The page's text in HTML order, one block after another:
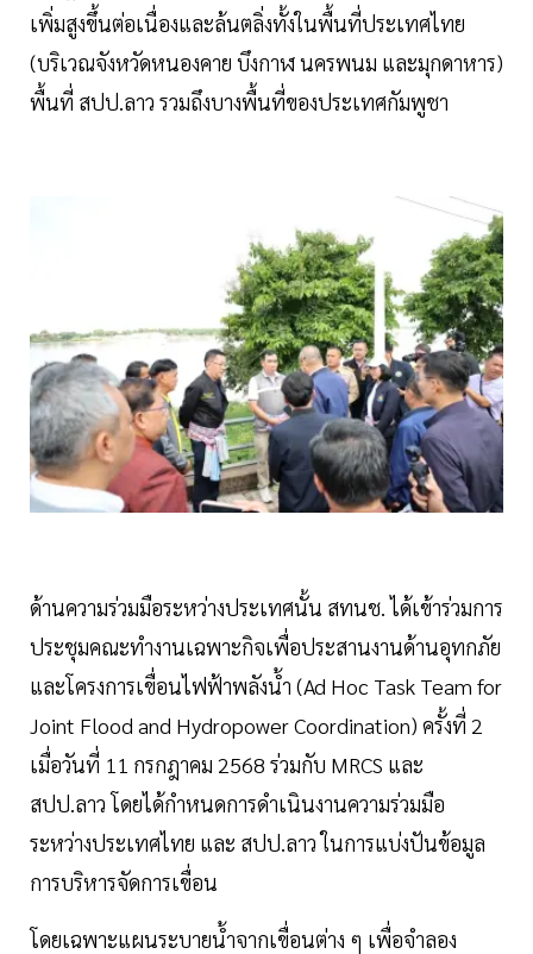
เพิ่มสูงขึ้นต่อเนื่องและล้นตลิ่งทั้งในพื้นที่ประเทศไทย
(บริเวณจังหวัดหนองคาย บึงกาฬ นครพนม และมุกดาหาร)
พื้นที่ สปป.ลาว รวมถึงบางพื้นที่ของประเทศกัมพูชา
ด้านความร่วมมือระหว่างประเทศนั้น สทนช. ได้เข้าร่วมการ
ประชุมคณะทำงานเฉพาะกิจเพื่อประสานงานด้านอุทกภัย
และโครงการเขื่อนไฟฟ้าพลังน้ำ (Ad Hoc Task Team for
Joint Flood and Hydropower Coordination) ครั้งที่ 2
เมื่อวันที่ 11 กรกฎาคม 2568 ร่วมกับ MRCS และ
สปป.ลาว โดยได้กำหนดการดำเนินงานความร่วมมือ
ระหว่างประเทศไทย และ สปป.ลาว ในการแบ่งปันข้อมูล
การบริหารจัดการเขื่อน
โดยเฉพาะแผนระบายน้ำจากเขื่อนต่าง ๆ เพื่อจำลอง